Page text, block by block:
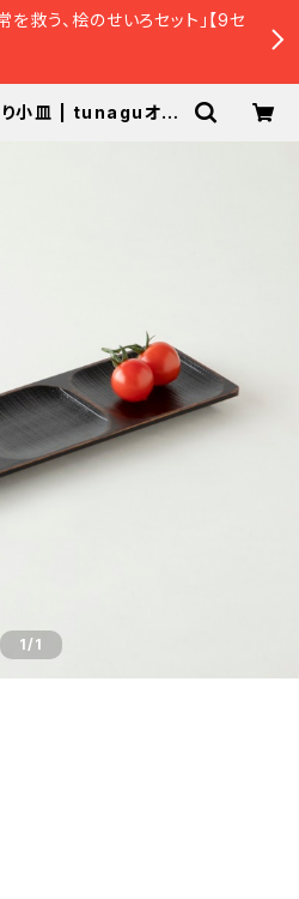
救う、桧のせいろセット」【9セ
小皿 | tunaguオン
1/1